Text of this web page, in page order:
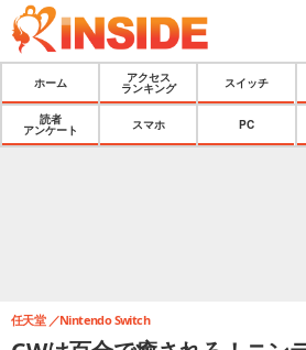
ホーム
アクセス
ランキング
スイッチ
読者
アンケート
スマホ PC
任天堂 Nintendo Switch